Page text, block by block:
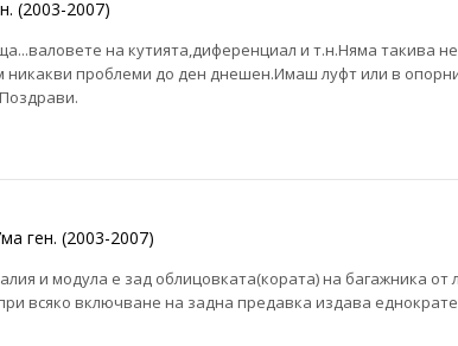
(2003-2007)
на кутията,диференциал и т.н.Няма такива
проблеми до ден днешен.Имаш луфт или в
ген. (2003-2007)
и модула е зад облицовката(кората) на багажника от
всяко включване на задна предавка издава